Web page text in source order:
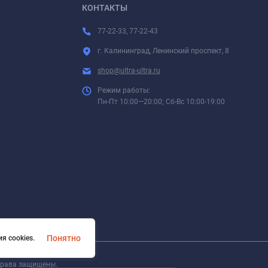
КОНТАКТЫ
77-22-33, 77-22-43
г. Калининград, Ленинский проспект, 8
shop@ultra-ultra.ru
Режим работы:
Пн-Пт 10:00—20:00; Сб-Вс 10:00-19:00
защищены.
cookies.
Понятно